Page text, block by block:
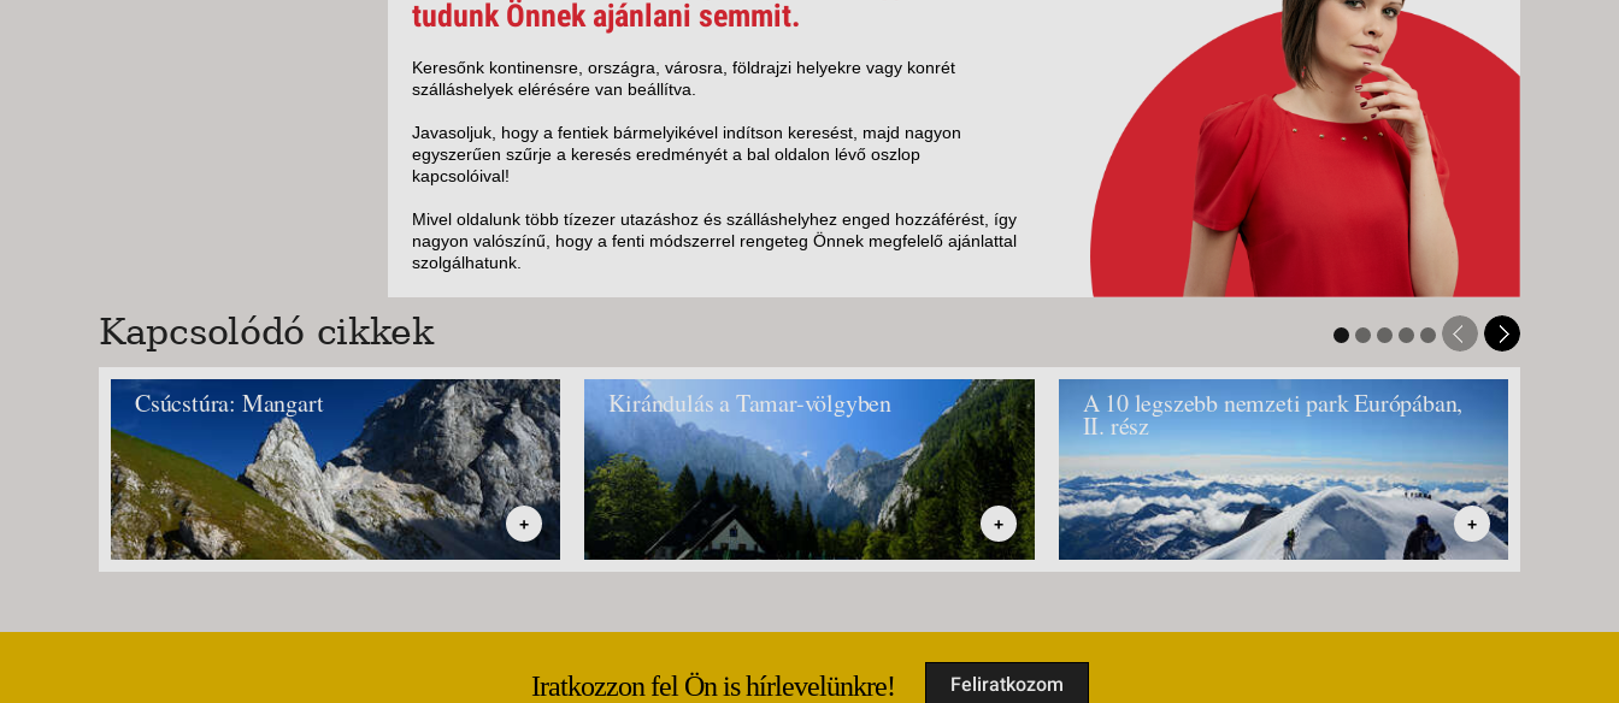
KÖZVETLEN
TENGERPARTI
SZÁLLODÁK
CSÚSZDÁVAL
BUDAVÁR TOURS
tudunk Önnek ajánlani semmit.
Keresőnk kontinensre, országra, városra, földrajzi helyekre vagy konrét
szálláshelyek elérésére van beállítva.
Javasoljuk, hogy a fentiek bármelyikével indítson keresést, majd nagyon
egyszerűen szűrje a keresés eredményét a bal oldalon lévő oszlop
kapcsolóival!
Mivel oldalunk több tízezer utazáshoz és szálláshelyhez enged hozzáférést, így
nagyon valószínű, hogy a fenti módszerrel rengeteg Önnek megfelelő ajánlattal
szolgálhatunk.
Kapcsolódó cikkek
Csúcstúra: Mangart
+
Kirándulás a Tamar-völgyben
+
A 10 legszebb nemzeti park Európában,
II. rész
+
Iratkozzon fel Ön is hírlevelünkre! Feliratkozom